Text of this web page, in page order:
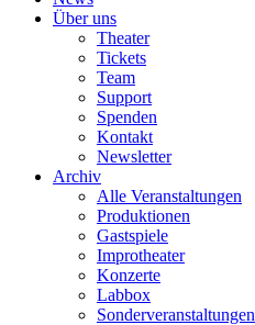
Über uns
Theater
Tickets
Team
Support
Spenden
Kontakt
Newsletter
Archiv
Alle Veranstaltungen
Produktionen
Gastspiele
Improtheater
Konzerte
Labbox
Sonderveranstaltungen